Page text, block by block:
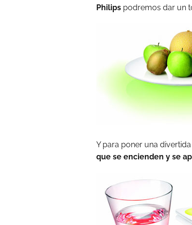
Philips podremos dar un
Y para poner una
que se encienden y se